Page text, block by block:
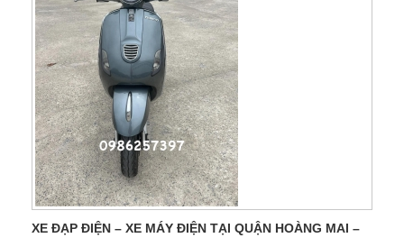
XE ĐẠP ĐIỆN – XE MÁY ĐIỆN TẠI QUẬN HOÀNG MAI –